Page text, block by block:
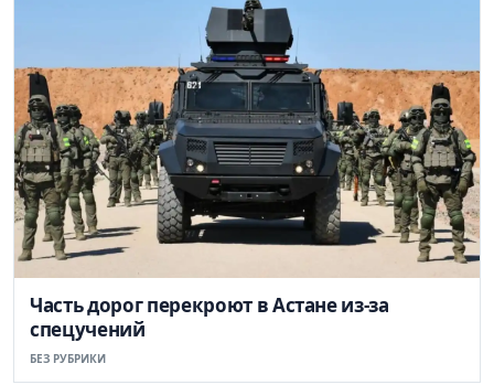
Часть дорог перекроют в Астане из-за
спецучений
БЕЗ РУБРИКИ